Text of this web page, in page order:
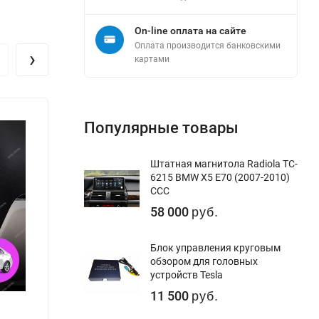
›
On-line оплата на сайте
Оплата производится банковскими
картами
Популярные товары
Штатная магнитола Radiola TC-
6215 BMW X5 E70 (2007-2010)
CCC
58 000 руб.
Блок управления круговым
обзором для головных
устройств Tesla
11 500 руб.